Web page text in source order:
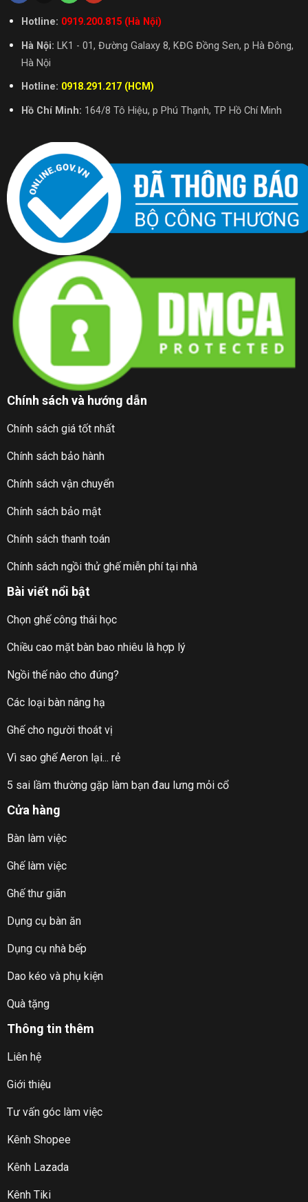
Hotline: 0919.200.815 (Hà Nội)
Hà Nội: LK1 - 01, Đường Galaxy 8, KĐG Đồng Sen, p Hà Đông,
Hà Nội
Hotline: 0918.291.217 (HCM)
Hồ Chí Minh: 164/8 Tô Hiệu, p Phú Thạnh, TP Hồ Chí Minh
Chính sách và hướng dẫn
Chính sách giá tốt nhất
Chính sách bảo hành
Chính sách vận chuyển
Chính sách bảo mật
Chính sách thanh toán
Chính sách ngồi thử ghế miễn phí tại nhà
Bài viết nổi bật
Chọn ghế công thái học
Chiều cao mặt bàn bao nhiêu là hợp lý
Ngồi thế nào cho đúng?
Các loại bàn nâng hạ
Ghế cho người thoát vị
Vì sao ghế Aeron lại... rẻ
5 sai lầm thường gặp làm bạn đau lưng mỏi cổ
Cửa hàng
Bàn làm việc
Ghế làm việc
Ghế thư giãn
Dụng cụ bàn ăn
Dụng cụ nhà bếp
Dao kéo và phụ kiện
Quà tặng
Thông tin thêm
Liên hệ
Giới thiệu
Tư vấn góc làm việc
Kênh Shopee
Kênh Lazada
Kênh Tiki